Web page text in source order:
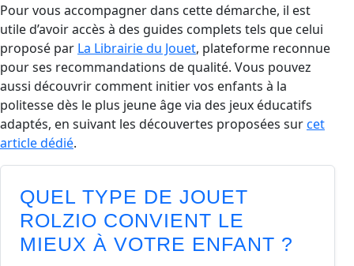
Pour vous accompagner dans cette démarche, il est
utile d’avoir accès à des guides complets tels que celui
proposé par La Librairie du Jouet, plateforme reconnue
pour ses recommandations de qualité. Vous pouvez
aussi découvrir comment initier vos enfants à la
politesse dès le plus jeune âge via des jeux éducatifs
adaptés, en suivant les découvertes proposées surcet
article dédié.
QUEL TYPE DE JOUET
ROLZIO CONVIENT LE
MIEUX À VOTRE ENFANT ?